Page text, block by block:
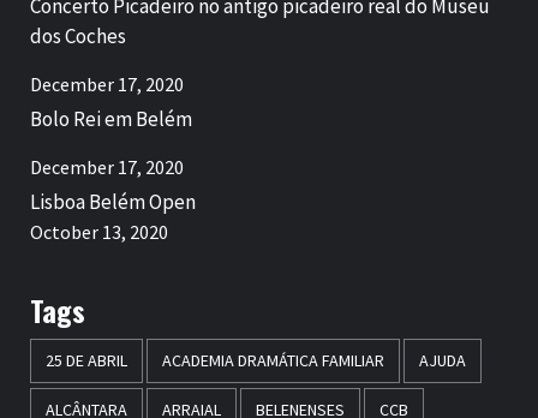
Concerto Picadeiro no antigo picadeiro real do Museu
dos Coches
December 17, 2020
Bolo Rei em Belém
December 17, 2020
Lisboa Belém Open
October 13, 2020
Tags
25 DE ABRIL ACADEMIA DRAMÁTICA FAMILIAR AJUDA
ALCÂNTARA ARRAIAL BELENENSES CCB